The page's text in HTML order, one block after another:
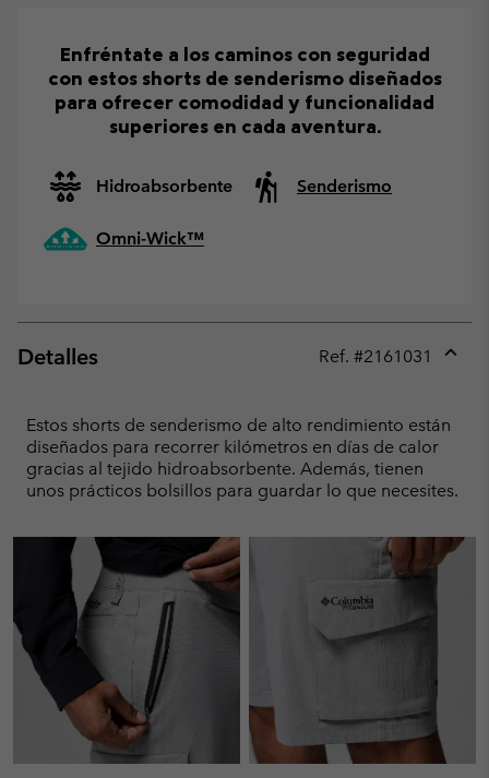
Enfréntate a los caminos con seguridad
con estos shorts de senderismo diseñados
para ofrecer comodidad y funcionalidad
superiores en cada aventura.
Hidroabsorbente Senderismo
Omni-Wick™
Detalles Ref. #2161031
Estos shorts de senderismo de alto rendimiento están
diseñados para recorrer kilómetros en días de calor
gracias al tejido hidroabsorbente. Además, tienen
unos prácticos bolsillos para guardar lo que necesites.